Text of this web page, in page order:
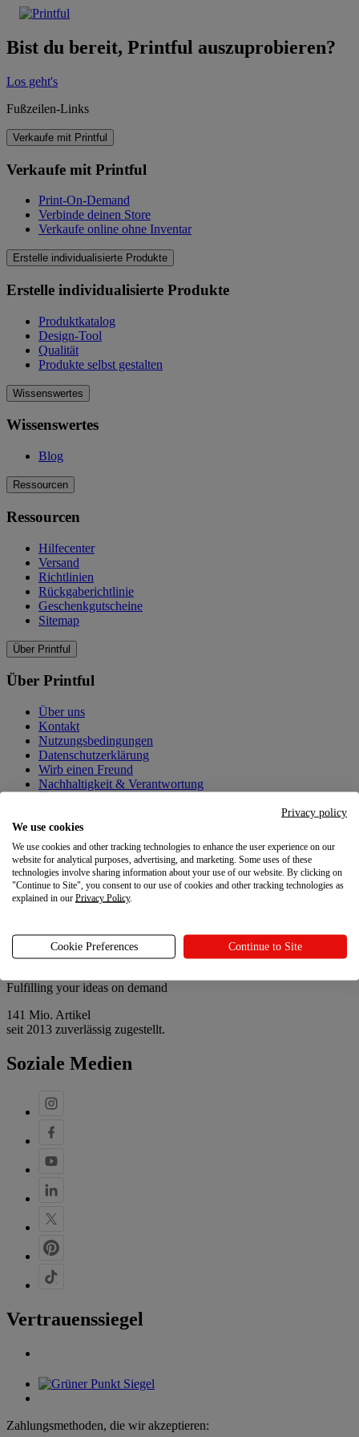
Bist du bereit, Printful auszuprobieren?
Los geht's
Fußzeilen-Links
Verkaufe mit Printful
Verkaufe mit Printful
Print-On-Demand
Verbinde deinen Store
Verkaufe online ohne Inventar
Erstelle individualisierte Produkte
Erstelle individualisierte Produkte
Produktkatalog
Design-Tool
Qualität
Produkte selbst gestalten
Wissenswertes
Wissenswertes
Blog
Ressourcen
Ressourcen
Hilfecenter
Versand
Richtlinien
Rückgaberichtlinie
Geschenkgutscheine
Sitemap
Über Printful
Über Printful
Über uns
Kontakt
Nutzungsbedingungen
Datenschutzerklärung
Wirb einen Freund
Nachhaltigkeit & Verantwortung
Neueste Updates
Neueste Updates
Printful-Updates
Leitfaden zu Printful Abrechnungen
Personalisiere deine Bestellungen mit Paketbeilagen
Fulfilling your ideas on demand
141 Mio. Artikel
seit 2013 zuverlässig zugestellt.
Soziale Medien
Vertrauenssiegel
Zahlungsmethoden, die wir akzeptieren:
Privacy policy
We use cookies
We use cookies and other tracking technologies to enhance the user experience on our
website for analytical purposes, advertising, and marketing. Some uses of these
technologies involve sharing information about your use of our website. By clicking on
"Continue to Site", you consent to our use of cookies and other tracking technologies as
explained in our Privacy Policy.
Cookie Preferences Continue to Site